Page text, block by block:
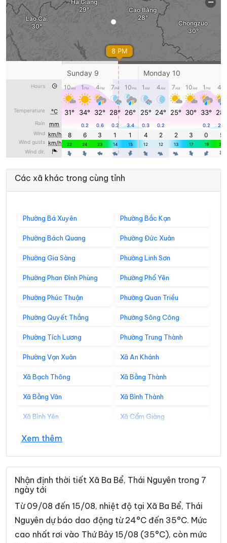
Các xã khác trong cùng tỉnh
Phường Bá Xuyên Phường Bắc Kạn
Phường Bách Quang Phường Đức Xuân
Phường Gia Sàng Phường Linh Sơn
Phường Phan Đình Phùng Phường Phổ Yên
Phường Phúc Thuận Phường Quan Triều
Phường Quyết Thắng Phường Sông Công
Phường Tích Lương Phường Trung Thành
Phường Vạn Xuân Xã An Khánh
Xã Bạch Thông Xã Bằng Thành
Xã Bằng Vân Xã Bình Thành
Xã Bình Yên Xã Cẩm Giàng
Xã Cao Minh
Xã Chợ Mới Xã Chợ Rã
Xã Côn Minh Xã Cường Lợi
Xã Đại Phúc
Xã Dân Tiến Xã Điềm Thụy
Xã Định Hóa Xã Đồng Hỷ
Xem thêm
Nhận định thời tiết Xã Ba Bể, Thái Nguyên trong 7
ngày tới
Từ 09/08 đến 15/08, nhiệt độ tại Xã Ba Bể, Thái
Nguyên dự báo dao động từ 24°C đến 35°C. Mức
cao nhất rơi vào Thứ Bảy 15/08 (35°C), còn mức